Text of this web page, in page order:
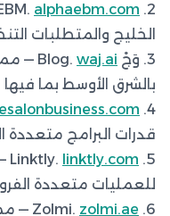
2. Alpha EBM.
alphaebm.com
الخليج والمتطلبات
3. وَجْ Blog.
waj.ai
—
بالشرق الأوسط بما
4. The Salon Business.
قدرات البرامج متعددة
5. Linktly.
linktly.com
للعمليات متعددة
6. Zolmi.
zolmi.ae
—